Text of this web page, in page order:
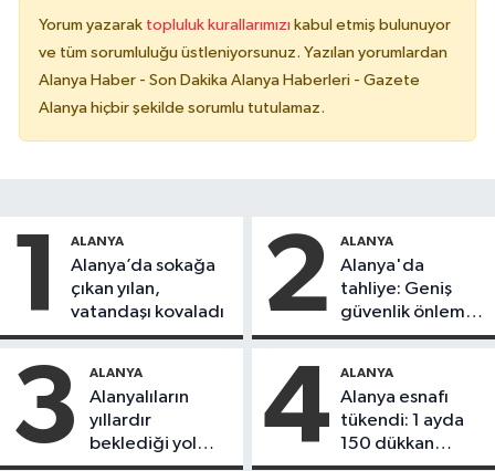
Yorum yazarak topluluk kurallarımızı kabul etmiş bulunuyor
ve tüm sorumluluğu üstleniyorsunuz. Yazılan yorumlardan
Alanya Haber - Son Dakika Alanya Haberleri - Gazete
Alanya hiçbir şekilde sorumlu tutulamaz.
1 ALANYA
Alanya’da sokağa
çıkan yılan,
vatandaşı kovaladı
2 ALANYA
Alanya'da
tahliye: Geniş
güvenlik önlemi
alındı
3 ALANYA
Alanyalıların
yıllardır
beklediği yol
4 ALANYA
Alanya esnafı
tükendi: 1 ayda
150 dükkan